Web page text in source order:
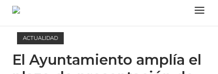
Skip
content
Menu
ACTUALIDAD
El Ayuntamiento amplía el